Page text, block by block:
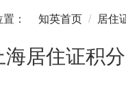
： 知英首页 居住
海居住证积